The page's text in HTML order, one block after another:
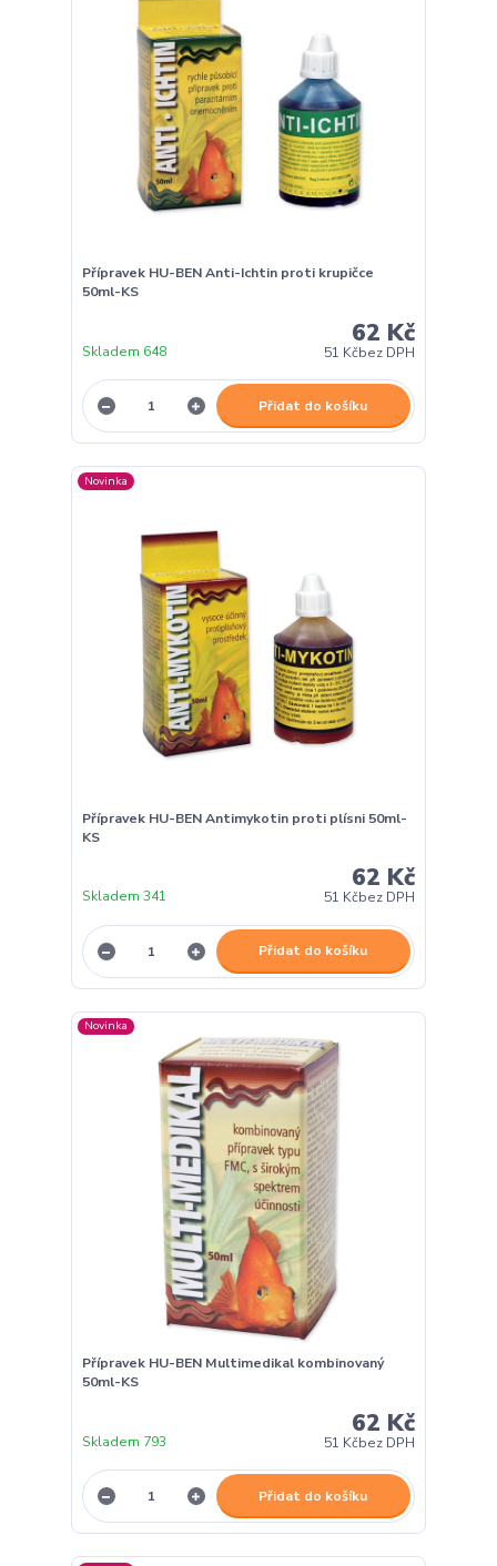
Přípravek HU-BEN Anti-Ichtin proti krupičce
50ml-KS
62 Kč
51 Kčbez DPH
Skladem 648
Přidat do košíku
Novinka
Přípravek HU-BEN Antimykotin proti plísni 50ml-
KS
62 Kč
51 Kčbez DPH
Skladem 341
Přidat do košíku
Novinka
Přípravek HU-BEN Multimedikal kombinovaný
50ml-KS
62 Kč
51 Kčbez DPH
Skladem 793
Přidat do košíku